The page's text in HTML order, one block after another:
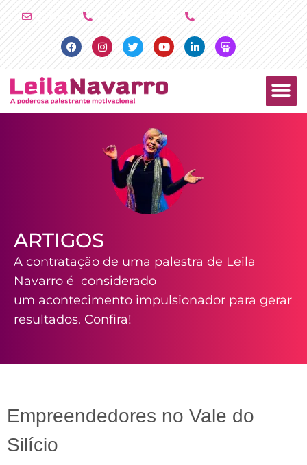
FacebookInstagramTwitterYoutubeLinkedinSlideshare
ARTIGOS
A contratação de uma palestra de Leila
Navarro é considerado
um acontecimento impulsionador para gerar
resultados. Confira!
Empreendedores no Vale do
Silício